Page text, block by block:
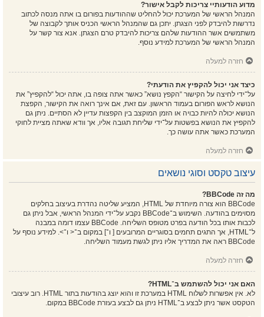
מדוע הודעותיי צריכות לקבל אישור?
המנהל הראשי של המערכת יכול להחליט שההודעות בפורום בו אתה מנסה לכתוב
נדרשות להיבדק לפני הצגתן. יתכן גם שהמנהל הראשי הכניס אותך לקבוצה של
משתמשים אשר ההודעות שלהם צריכות להיבדק טרם הצגתן. אנא צור קשר על
המנהל הראשי של המערכת למידע נוסף.
חזרה למעלה
כיצד אני יכול להקפיץ את הודעתי?
על־ידי לחיצה על הקישור “הקפץ נושא” כאשר אתה צופה בו, אתה יכול “להקפיץ” את
הנושא לראש הפורום בעמוד הראשון. עם זאת, אם אינך רואה את הקישור, הקפצת
הנושא יכולה להיות כבויה או הזמן המוקצב בין הקפצות עדיין לא הסתיים. ניתן גם
להקפיץ את הנושא בפשטות על־ידי שליחת תגובה אליו, אך וודא שאתה מציית לחוקי
המערכת כאשר אתה עושה כך.
חזרה למעלה
עיצוב טקסט וסוגי נושאים
מה זה BBCode?
BBCode הוא צורה מיוחדת של HTML, המציע שליטה נהדרת בעיצוב בחלקים
מסוימים בהודעה. השימוש ב־BBCode נקבע על־ידי המנהל הראשי, אבל ניתן גם
לכבות אותו בכל הודעה בפרט מטופס השליחה. BBCode עצמו דומה במבנה
ל־HTML, אך התגים תחמים בסוגריים המרובעים [ ו־] במקום ב־< ו־>. למידע נוסף על
BBCode ראה את המדריך אליו ניתן לגשת מעמוד השליחה.
חזרה למעלה
האם אני יכול להשתמש ב־HTML?
לא. אין אפשרות לשלוח HTML במערכת זו והוא יוצג בהודעות בתור HTML. רוב עיצובי
הטקסט אשר ניתן לבצע ב־HTML ניתן גם לבצע בעזרת BBCode במקום.